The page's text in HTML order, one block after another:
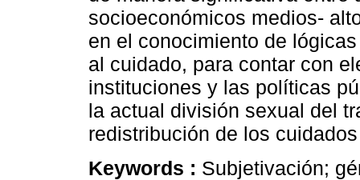
socioeconómicos medios-
en el conocimiento de
al cuidado, para contar con
instituciones y las políticas
la actual división sexual del
redistribución de los
Keywords : Subjetivación;